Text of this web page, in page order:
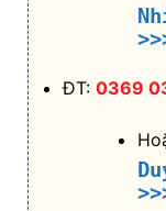
ĐT: 0369